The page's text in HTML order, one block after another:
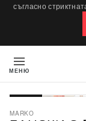
съгласно
МЕНЮ
MARKO